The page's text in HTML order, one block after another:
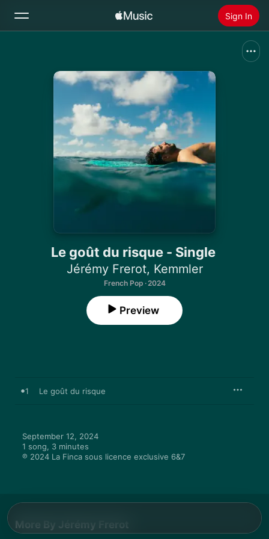
Sign In
Home
Radio
Install Apple Music
Le goût du risque - Single
Jérémy Frerot, Kemmler
French Pop · 2024
Preview
1 Le goût du risque
September 12, 2024
1 song, 3 minutes
℗ 2024 La Finca sous licence exclusive 6&7
More By Jérémy Frerot